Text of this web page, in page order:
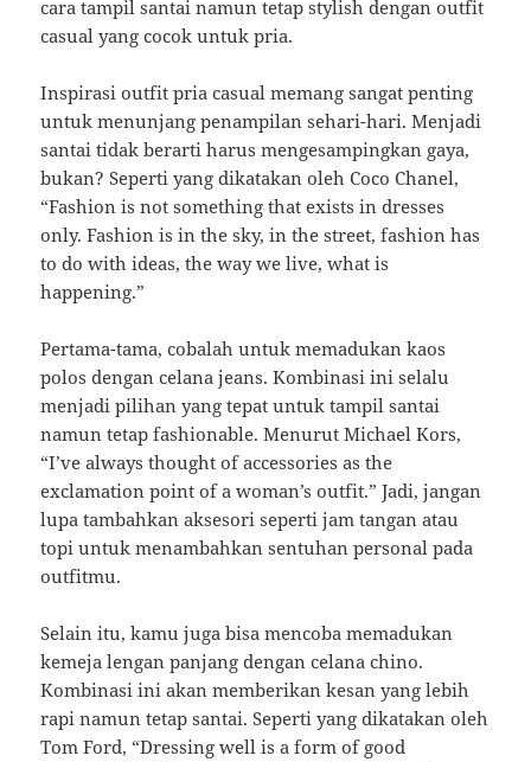
cara tampil santai namun tetap stylish dengan outfit
casual yang cocok untuk pria.
Inspirasi outfit pria casual memang sangat penting
untuk menunjang penampilan sehari-hari. Menjadi
santai tidak berarti harus mengesampingkan gaya,
bukan? Seperti yang dikatakan oleh Coco Chanel,
“Fashion is not something that exists in dresses
only. Fashion is in the sky, in the street, fashion has
to do with ideas, the way we live, what is
happening.”
Pertama-tama, cobalah untuk memadukan kaos
polos dengan celana jeans. Kombinasi ini selalu
menjadi pilihan yang tepat untuk tampil santai
namun tetap fashionable. Menurut Michael Kors,
“I’ve always thought of accessories as the
exclamation point of a woman’s outfit.” Jadi, jangan
lupa tambahkan aksesori seperti jam tangan atau
topi untuk menambahkan sentuhan personal pada
outfitmu.
Selain itu, kamu juga bisa mencoba memadukan
kemeja lengan panjang dengan celana chino.
Kombinasi ini akan memberikan kesan yang lebih
rapi namun tetap santai. Seperti yang dikatakan oleh
Tom Ford, “Dressing well is a form of good